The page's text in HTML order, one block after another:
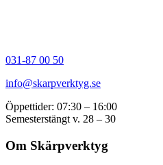
031-87 00 50
info@skarpverktyg.se
Öppettider: 07:30 – 16:00
Semesterstängt v. 28 – 30
Om Skärpverktyg